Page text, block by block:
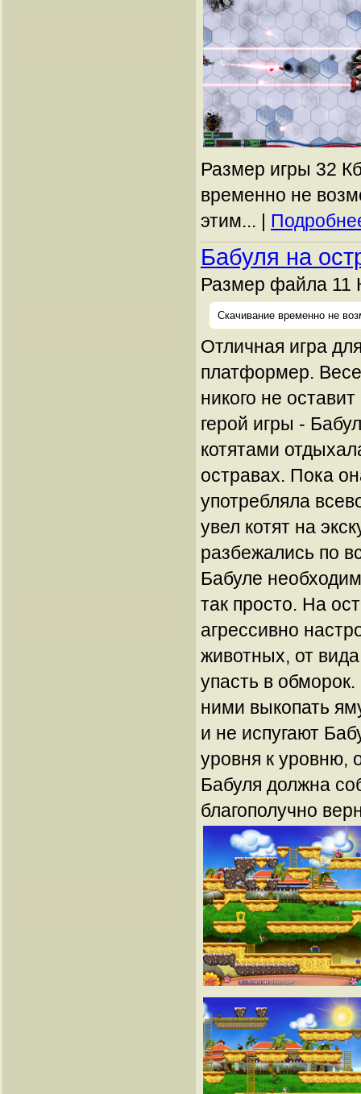
Размер игры 32
временно не
этим... |
Бабуля на
Размер файла 11
Скачивание временно не
Отличная игра
платформер.
никого не
герой игры -
котятами
остравах. Пока
употребляла
увел котят на
разбежались по
Бабуле
так просто. На
агрессивно
животных, от
упасть в
ними выкопать
и не испугают
уровня к уровню,
Бабуля должна
благополучно